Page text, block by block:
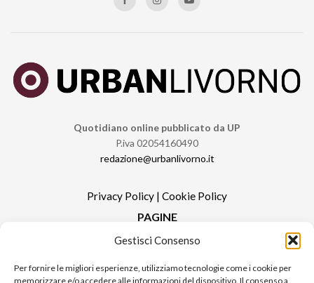
Gestisci Consenso
Per fornire le migliori esperienze, utilizziamo tecnologie come i cookie per
memorizzare e/o accedere alle informazioni del dispositivo. Il consenso a
Quotidiano online pubblicato da UP
P.iva 02054160490
redazione@urbanlivorno.it
Privacy Policy | Cookie Policy
PAGINE
Redazione
Contatti